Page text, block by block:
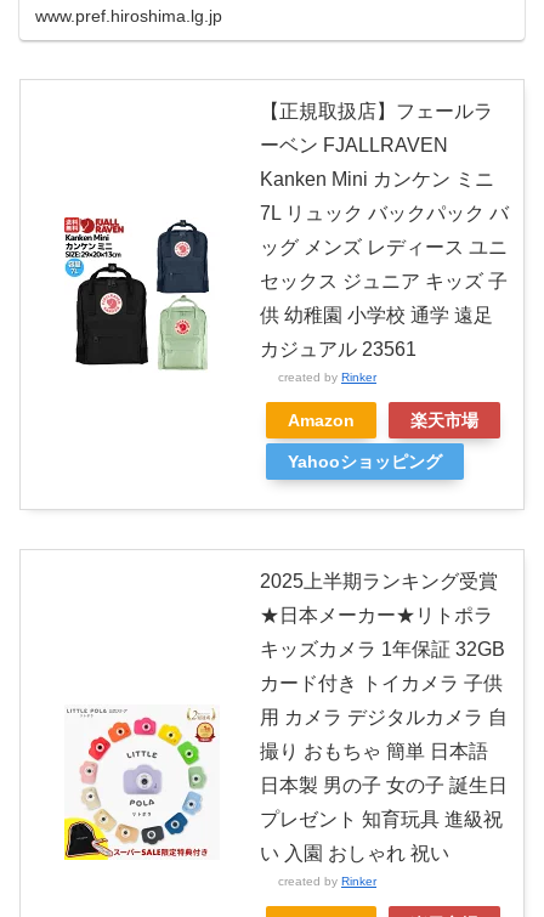
県尾道市瀬戸田で見つけた...
www.pref.hiroshima.lg.jp
【正規取扱店】フェールラ
ーベン FJALLRAVEN
Kanken Mini カンケン ミニ
7L リュック バックパック バ
ッグ メンズ レディース ユニ
セックス ジュニア キッズ 子
供 幼稚園 小学校 通学 遠足
カジュアル 23561
created by Rinker
Amazon 楽天市場
Yahooショッピング
2025上半期ランキング受賞
★日本メーカー★リトポラ
キッズカメラ 1年保証 32GB
カード付き トイカメラ 子供
用 カメラ デジタルカメラ 自
撮り おもちゃ 簡単 日本語
日本製 男の子 女の子 誕生日
プレゼント 知育玩具 進級祝
い 入園 おしゃれ 祝い
created by Rinker